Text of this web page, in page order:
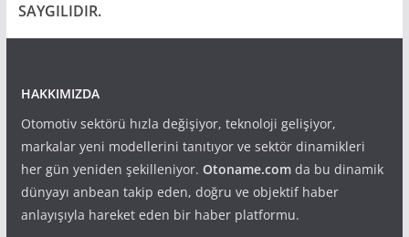
SAYGILIDIR.
HAKKIMIZDA
Otomotiv sektörü hızla değişiyor, teknoloji gelişiyor,
markalar yeni modellerini tanıtıyor ve sektör dinamikleri
her gün yeniden şekilleniyor. Otoname.comda bu dinamik
dünyayı anbean takip eden, doğru ve objektif haber
anlayışıyla hareket eden bir haber platformu.